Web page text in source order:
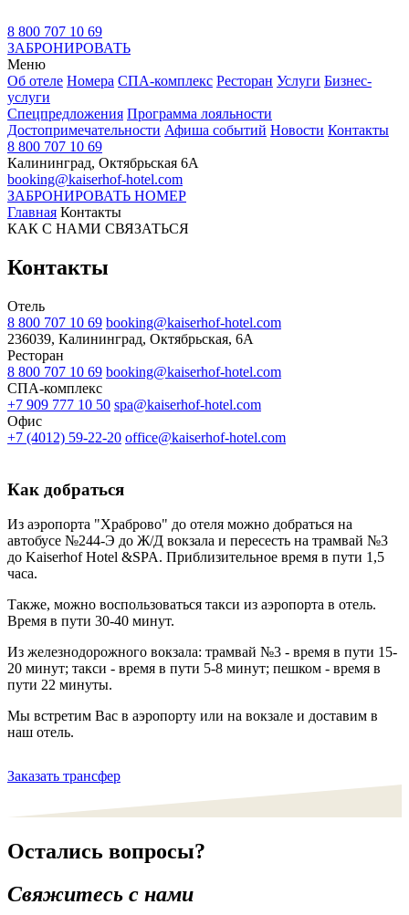
8 800 707 10 69
ЗАБРОНИРОВАТЬ
Меню
Об отеле Номера СПА-комплекс Ресторан Услуги Бизнес-
услуги
Спецпредложения Программа лояльности
Достопримечательности Афиша событий Новости Контакты
8 800 707 10 69
Калининград, Октябрьская 6А
booking@kaiserhof-hotel.com
ЗАБРОНИРОВАТЬ НОМЕР
Главная Контакты
КАК С НАМИ СВЯЗАТЬСЯ
Контакты
Отель
8 800 707 10 69 booking@kaiserhof-hotel.com
236039, Калининград, Октябрьская, 6А
Ресторан
8 800 707 10 69 booking@kaiserhof-hotel.com
СПА-комплекс
+7 909 777 10 50 spa@kaiserhof-hotel.com
Офис
+7 (4012) 59-22-20 office@kaiserhof-hotel.com
Как добраться
Из аэропорта "Храброво" до отеля можно добраться на
автобусе №244-Э до Ж/Д вокзала и пересесть на трамвай №3
до Kaiserhof Hotel &SPA. Приблизительное время в пути 1,5
часа.
Также, можно воспользоваться такси из аэропорта в отель.
Время в пути 30-40 минут.
Из железнодорожного вокзала: трамвай №3 - время в пути 15-
20 минут; такси - время в пути 5-8 минут; пешком - время в
пути 22 минуты.
Мы встретим Вас в аэропорту или на вокзале и доставим в
наш отель.
Заказать трансфер
Остались вопросы?
Свяжитесь с нами